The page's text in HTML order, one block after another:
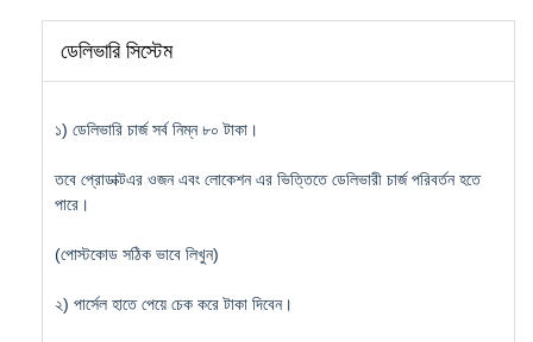
ডেলিভারি সিস্টেম
১) ডেলিভারি চার্জ সর্ব নিম্ন ৮০ টাকা।
তবে প্রোডাক্টএর ওজন এবং লোকেশন এর ভিত্তিতে ডেলিভারী চার্জ পরিবর্তন হতে
পারে।
(পোস্টকোড সঠিক ভাবে লিখুন)
২) পার্সেল হাতে পেয়ে চেক করে টাকা দিবেন।